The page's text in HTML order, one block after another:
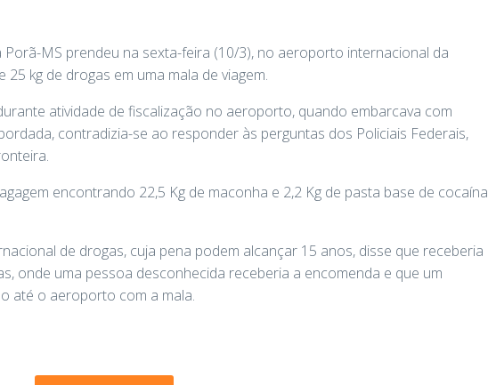
MS prendeu na sexta-feira (10/3), no aeroporto internacional da
kg de drogas em uma mala de viagem.
atividade de fiscalização no aeroporto, quando embarcava com
contradizia-se ao responder às perguntas dos Policiais Federais,
encontrando 22,5 Kg de maconha e 2,2 Kg de pasta base de cocaína
de drogas, cuja pena podem alcançar 15 anos, disse que receberia
onde uma pessoa desconhecida receberia a encomenda e que um
até o aeroporto com a mala.